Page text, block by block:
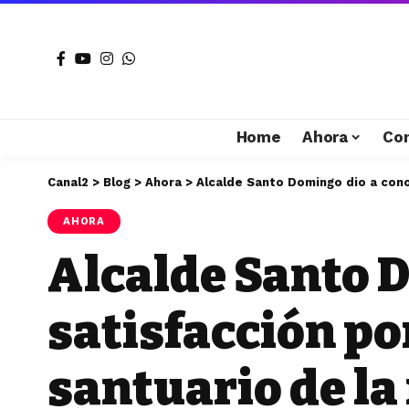
Home Ahora
Canal2 > Blog > Ahora > Alcalde Santo Domingo dio a
AHORA
Alcalde Santo
satisfacción
santuario de